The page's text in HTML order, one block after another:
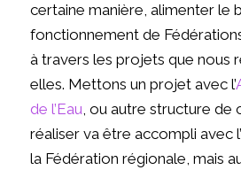
certaine manière, alimenter le
fonctionnement de
à travers les projets que nous
elles. Mettons un projet avec l’
de l’Eau, ou autre structure de
réaliser va être accompli avec
la Fédération régionale, mais